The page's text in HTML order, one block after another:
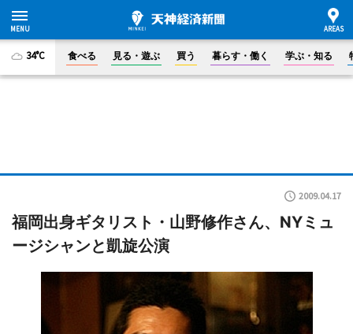
34°C 食べる 見る・遊ぶ 買う 暮らす・働く 学ぶ・知る
2009.04.17
福岡出身ギタリスト・山野修作さん、NYミュ
ージシャンと凱旋公演